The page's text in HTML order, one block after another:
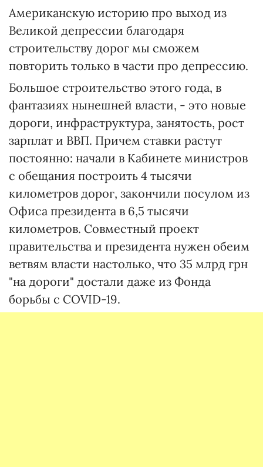
Американскую историю про выход из
Великой депрессии благодаря
строительству дорог мы сможем
повторить только в части про депрессию.
Большое строительство этого года, в
фантазиях нынешней власти, - это новые
дороги, инфраструктура, занятость, рост
зарплат и ВВП. Причем ставки растут
постоянно: начали в Кабинете министров
с обещания построить 4 тысячи
километров дорог, закончили посулом из
Офиса президента в 6,5 тысячи
километров. Совместный проект
правительства и президента нужен обеим
ветвям власти настолько, что 35 млрд грн
"на дороги" достали даже из Фонда
борьбы с COVID-19.